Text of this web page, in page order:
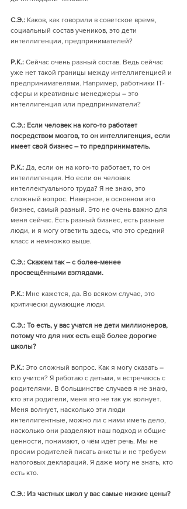
С.Э.: Каков, как говорили в советское время,
социальный состав учеников, это дети
интеллигенции, предпринимателей?
Р.К.: Сейчас очень разный состав. Ведь сейчас
уже нет такой границы между интеллигенцией и
предпринимателями. Например, работники IT-
сферы и креативные менеджеры – это
интеллигенция или предприниматели?
С.Э.: Если человек на кого-то работает
посредством мозгов, то он интеллигенция, если
имеет свой бизнес – то предприниматель.
Р.К.: Да, если он на кого-то работает, то он
интеллигенция. Но если он человек
интеллектуального труда? Я не знаю, это
сложный вопрос. Наверное, в основном это
бизнес, самый разный. Это не очень важно для
меня сейчас. Есть разный бизнес, есть разные
люди, и я могу ответить здесь, что это средний
класс и немножко выше.
С.Э.: Скажем так – с более-менее
просвещёнными взглядами.
Р.К.: Мне кажется, да. Во всяком случае, это
критически думающие люди.
С.Э.: То есть, у вас учатся не дети миллионеров,
потому что для них есть ещё более дорогие
школы?
Р.К.: Это сложный вопрос. Как я могу сказать –
кто учится? Я работаю с детьми, я встречаюсь с
родителями. В большинстве случаев я не знаю,
кто эти родители, меня это не так уж волнует.
Меня волнует, насколько эти люди
интеллигентные, можно ли с ними иметь дело,
насколько они разделяют наш подход и общие
ценности, понимают, о чём идёт речь. Мы не
просим родителей писать анкеты и не требуем
налоговых деклараций. Я даже могу не знать, кто
есть кто.
С.Э.: Из частных школ у вас самые низкие цены?